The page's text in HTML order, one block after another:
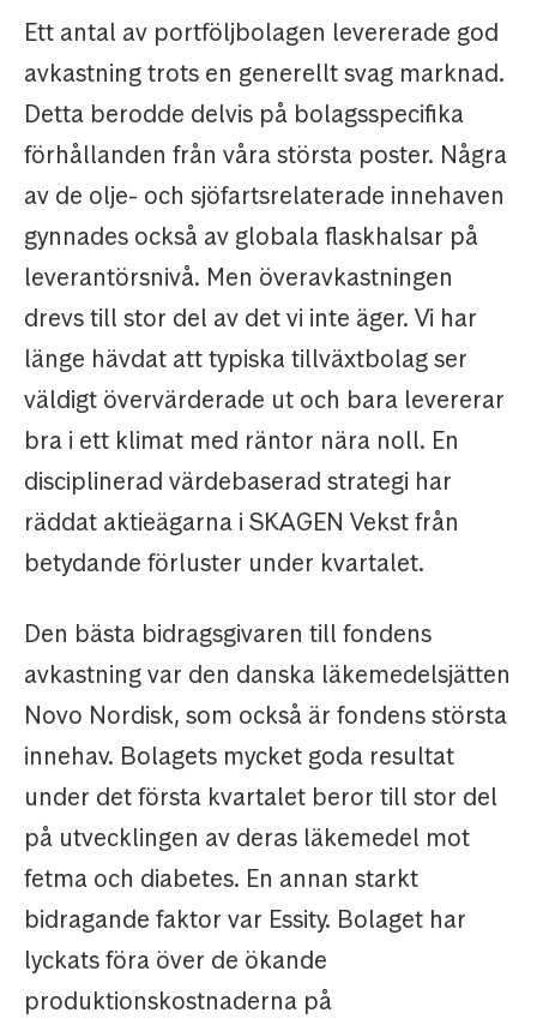
Ett antal av portföljbolagen levererade god
avkastning trots en generellt svag marknad.
Detta berodde delvis på bolagsspecifika
förhållanden från våra största poster. Några
av de olje- och sjöfartsrelaterade innehaven
gynnades också av globala flaskhalsar på
leverantörsnivå. Men överavkastningen
drevs till stor del av det vi inte äger. Vi har
länge hävdat att typiska tillväxtbolag ser
väldigt övervärderade ut och bara levererar
bra i ett klimat med räntor nära noll. En
disciplinerad värdebaserad strategi har
räddat aktieägarna i SKAGEN Vekst från
betydande förluster under kvartalet.
Den bästa bidragsgivaren till fondens
avkastning var den danska läkemedelsjätten
Novo Nordisk, som också är fondens största
innehav. Bolagets mycket goda resultat
under det första kvartalet beror till stor del
på utvecklingen av deras läkemedel mot
fetma och diabetes. En annan starkt
bidragande faktor var Essity. Bolaget har
lyckats föra över de ökande
produktionskostnaderna på